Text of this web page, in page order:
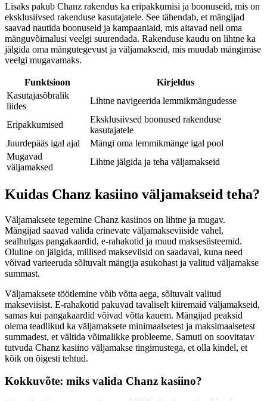
Lisaks pakub Chanz rakendus ka eripakkumisi ja boonuseid, mis on
eksklusiivsed rakenduse kasutajatele. See tähendab, et mängijad
saavad nautida boonuseid ja kampaaniaid, mis aitavad neil oma
mänguvõimalusi veelgi suurendada. Rakenduse kaudu on lihtne ka
jälgida oma mängutegevust ja väljamakseid, mis muudab mängimise
veelgi mugavamaks.
Funktsioon
Kirjeldus
Kasutajasõbralik
liides
Lihtne navigeerida lemmikmängudesse
Eripakkumised
Eksklusiivsed boonused rakenduse
kasutajatele
Juurdepääs igal ajal
Mängi oma lemmikmänge igal pool
Mugavad
väljamaksed
Lihtne jälgida ja teha väljamakseid
Kuidas Chanz kasiino väljamakseid teha?
Väljamaksete tegemine Chanz kasiinos on lihtne ja mugav.
Mängijad saavad valida erinevate väljamakseviiside vahel,
sealhulgas pangakaardid, e-rahakotid ja muud maksesüsteemid.
Oluline on jälgida, millised makseviisid on saadaval, kuna need
võivad varieeruda sõltuvalt mängija asukohast ja valitud väljamakse
summast.
Väljamaksete töötlemine võib võtta aega, sõltuvalt valitud
makseviisist. E-rahakotid pakuvad tavaliselt kiiremaid väljamakseid,
samas kui pangakaardid võivad võtta kauem. Mängijad peaksid
olema teadlikud ka väljamaksete minimaalsetest ja maksimaalsetest
summadest, et vältida võimalikke probleeme. Samuti on soovitatav
tutvuda Chanz kasiino väljamakse tingimustega, et olla kindel, et
kõik on õigesti tehtud.
Kokkuvõte: miks valida Chanz kasiino?